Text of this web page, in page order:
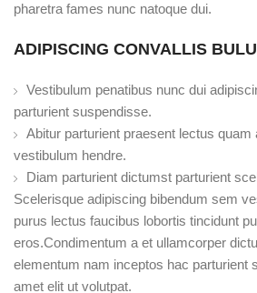
pharetra fames nunc natoque dui.
ADIPISCING CONVALLIS
Vestibulum penatibus nunc dui
parturient suspendisse.
Abitur parturient praesent lectus quam
vestibulum hendre.
Diam parturient dictumst parturient
Scelerisque adipiscing bibendum sem
purus lectus faucibus lobortis tincidunt
eros.Condimentum a et ullamcorper
elementum nam inceptos hac parturient
amet elit ut volutpat.